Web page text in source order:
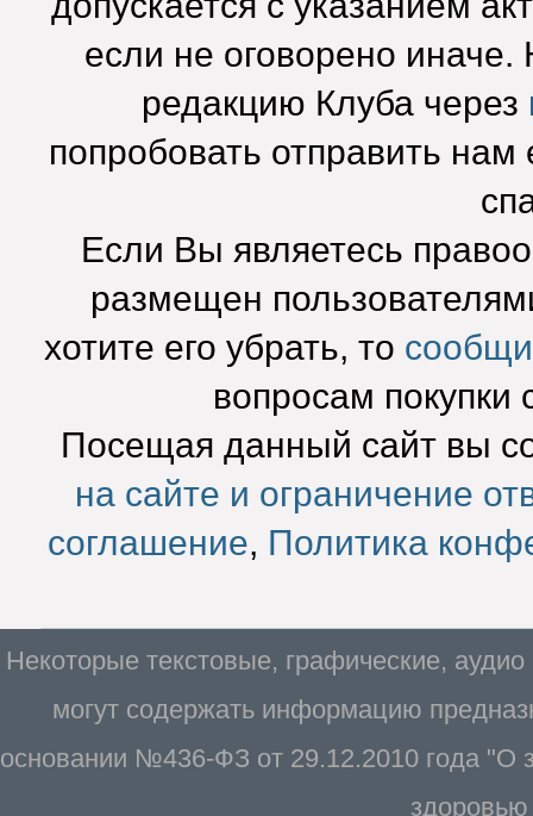
если не оговорено
редакцию Клуба через
попробовать отправить нам
Если Вы являетесь
размещен
хотите его убрать, то
вопросам покупки
Посещая данный сайт вы
на сайте и ограничение
соглашение, Политика
Некоторые текстовые, графические,
могут содержать информацию
основании №436-ФЗ от 29.12.2010 года "О